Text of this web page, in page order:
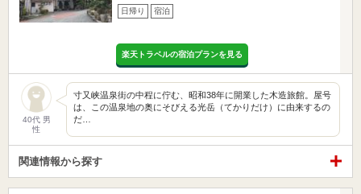
日帰り 宿泊
楽天トラベルの宿泊プランを見る
40代 男
性
寸又峡温泉街の中程に佇む、昭和38年に開業した木造旅館。屋号
は、この温泉地の奥にそびえる光岳（てかりだけ）に由来するの
だ…
関連情報から探す